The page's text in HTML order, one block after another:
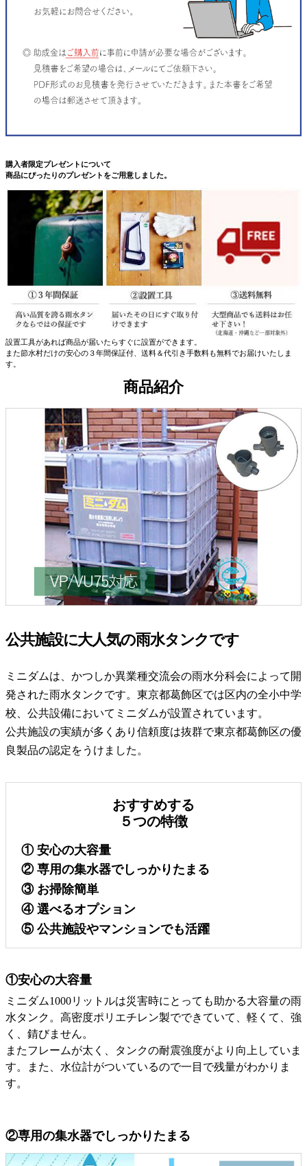
購入者限定プレゼントについて
商品にぴったりのプレゼントをご用意しました。
設置工具があれば商品が届いたらすぐに設置ができます。
また節水村だけの安心の３年間保証付、送料＆代引き手数料も無料でお届けいたしま
す。
商品紹介
公共施設に大人気の雨水タンクです
ミニダムは、かつしか異業種交流会の雨水分科会によって開
発された雨水タンクです。東京都葛飾区では区内の全小中学
校、公共設備においてミニダムが設置されています。
公共施設の実績が多くあり信頼度は抜群で東京都葛飾区の優
良製品の認定をうけました。
おすすめする
５つの特徴
① 安心の大容量
② 専用の集水器でしっかりたまる
③ お掃除簡単
④ 選べるオプション
⑤ 公共施設やマンションでも活躍
①安心の大容量
ミニダム1000リットルは災害時にとっても助かる大容量の雨
水タンク。高密度ポリエチレン製でできていて、軽くて、強
く、錆びません。
またフレームが太く、タンクの耐震強度がより向上していま
す。また、水位計がついているので一目で残量がわかりま
す。
②専用の集水器でしっかりたまる